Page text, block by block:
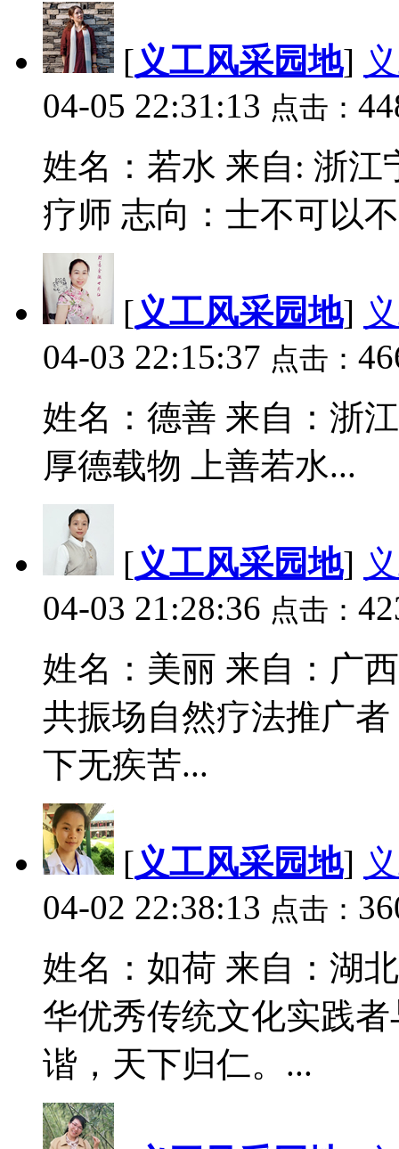
[义工风采园地]
04-05 22:31:13 点击：
姓名：若水 来自: 浙
疗师 志向：士不可以
[义工风采园地]
04-03 22:15:37 点击：
姓名：德善 来自：浙
厚德载物 上善若水...
[义工风采园地]
04-03 21:28:36 点击：
姓名：美丽 来自：广
共振场自然疗法推广
下无疾苦...
[义工风采园地]
04-02 22:38:13 点击：
姓名：如荷 来自：湖
华优秀传统文化实践
谐，天下归仁。...